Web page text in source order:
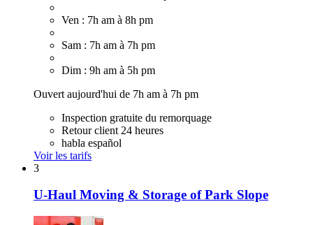
Ven : 7h am à 8h pm
Sam : 7h am à 7h pm
Dim : 9h am à 5h pm
Ouvert aujourd'hui de 7h am à 7h pm
Inspection gratuite du remorquage
Retour client 24 heures
habla español
Voir les tarifs
3
U-Haul Moving & Storage of Park Slope